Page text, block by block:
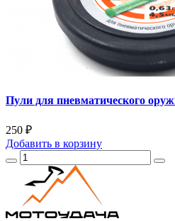
Пули для пневматического
250 ₽
Добавить в корзину